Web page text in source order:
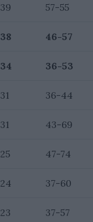
39 57-55
38 46-57
34 36-53
31 36-44
31 43-69
25 47-74
24 37-60
23 37-57